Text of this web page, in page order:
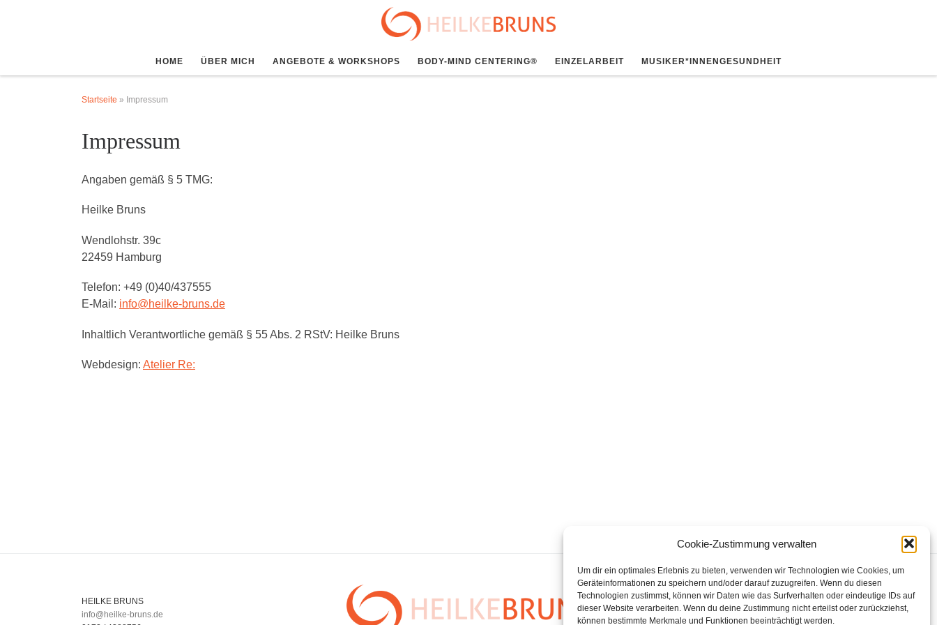
Cookie-Zustimmung verwalten
Um dir ein optimales Erlebnis zu bieten, verwenden wir Technologien wie Cookies, um
Geräteinformationen zu speichern und/oder darauf zuzugreifen. Wenn du diesen
Technologien zustimmst, können wir Daten wie das Surfverhalten oder eindeutige IDs auf
dieser Website verarbeiten. Wenn du deine Zustimmung nicht erteilst oder zurückziehst,
können bestimmte Merkmale und Funktionen beeinträchtigt werden.
HOME ÜBER MICH ANGEBOTE & WORKSHOPS BODY-MIND CENTERING® EINZELARBEIT MUSIKER*INNENGESUNDHEIT
Startseite » Impressum
Impressum
Angaben gemäß § 5 TMG:
Heilke Bruns
Wendlohstr. 39c
22459 Hamburg
Telefon: +49 (0)40/437555
E-Mail: info@heilke-bruns.de
Inhaltlich Verantwortliche gemäß § 55 Abs. 2 RStV: Heilke Bruns
Webdesign: Atelier Re:
HEILKE BRUNS
info@heilke-bruns.de
Zurück zur Startseite